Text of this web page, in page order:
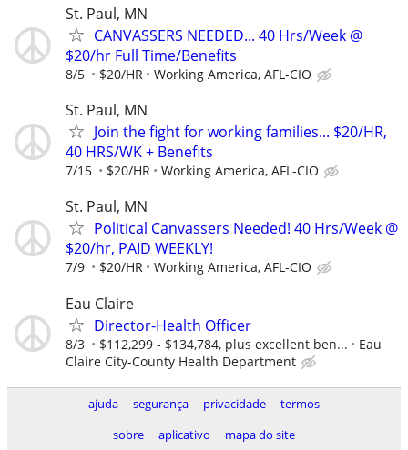
St. Paul, MN
CANVASSERS NEEDED... 40 Hrs/Week @
$20/hr Full Time/Benefits
8/5 $20/HR Working America, AFL-CIO
St. Paul, MN
Join the fight for working families... $20/HR,
40 HRS/WK + Benefits
7/15 $20/HR Working America, AFL-CIO
St. Paul, MN
Political Canvassers Needed! 40 Hrs/Week @
$20/hr, PAID WEEKLY!
7/9 $20/HR Working America, AFL-CIO
Eau Claire
Director-Health Officer
8/3 $112,299 - $134,784, plus excellent ben...
Eau
Claire City-County Health Department
ajuda segurança privacidade
termos
sobre
aplicativo mapa do site